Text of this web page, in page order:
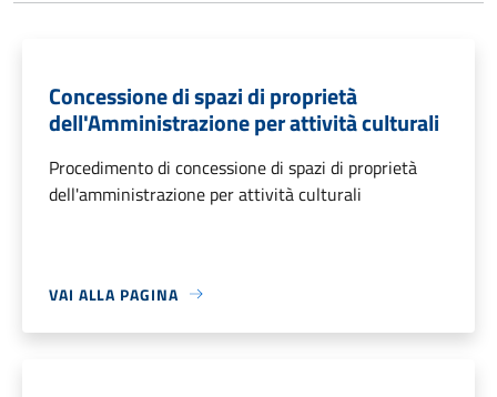
Concessione di spazi di proprietà
dell'Amministrazione per attività culturali
Procedimento di concessione di spazi di proprietà
dell'amministrazione per attività culturali
VAI ALLA PAGINA